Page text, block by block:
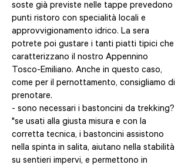
soste già previste nelle tappe prevedono
punti ristoro con specialità locali e
approvvigionamento idrico. La sera
potrete poi gustare i tanti piatti tipici che
caratterizzano il nostro Appennino
Tosco-Emiliano. Anche in questo caso,
come per il pernottamento, consigliamo di
prenotare.
- sono necessari i bastoncini da trekking?
"se usati alla giusta misura e con la
corretta tecnica, i bastoncini assistono
nella spinta in salita, aiutano nella stabilità
su sentieri impervi, e permettono in